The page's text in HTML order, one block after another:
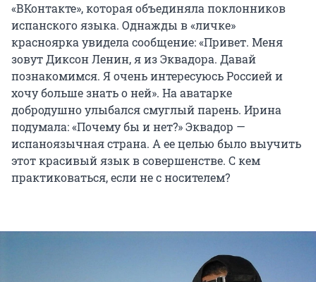
«ВКонтакте», которая объединяла поклонников
испанского языка. Однажды в «личке»
красноярка увидела сообщение: «Привет. Меня
зовут Диксон Ленин, я из Эквадора. Давай
познакомимся. Я очень интересуюсь Россией и
хочу больше знать о ней». На аватарке
добродушно улыбался смуглый парень. Ирина
подумала: «Почему бы и нет?» Эквадор —
испаноязычная страна. А ее целью было выучить
этот красивый язык в совершенстве. С кем
практиковаться, если не с носителем?